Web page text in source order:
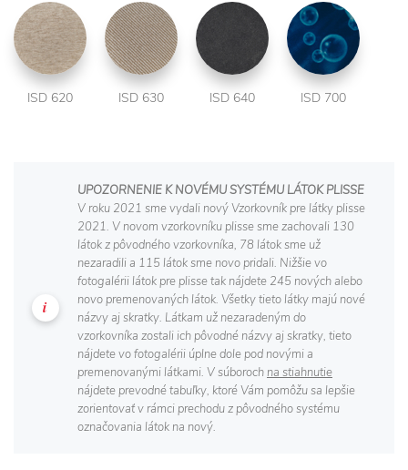
ISD 620 ISD 630 ISD 640 ISD 700
UPOZORNENIE K NOVÉMU SYSTÉMU LÁTOK PLISSE
V roku 2021 sme vydali nový Vzorkovník pre látky plisse
2021. V novom vzorkovníku plisse sme zachovali 130
látok z pôvodného vzorkovníka, 78 látok sme už
nezaradili a 115 látok sme novo pridali. Nižšie vo
fotogalérii látok pre plisse tak nájdete 245 nových alebo
novo premenovaných látok. Všetky tieto látky majú nové
názvy aj skratky. Látkam už nezaradeným do
vzorkovníka zostali ich pôvodné názvy aj skratky, tieto
nájdete vo fotogalérii úplne dole pod novými a
premenovanými látkami. V súboroch na stiahnutie
nájdete prevodné tabuľky, ktoré Vám pomôžu sa lepšie
zorientovať v rámci prechodu z pôvodného systému
označovania látok na nový.